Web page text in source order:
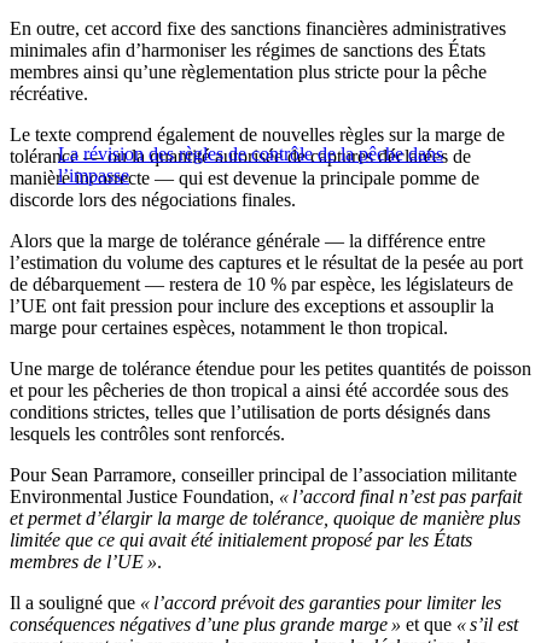
En outre, cet accord fixe des sanctions financières administratives
minimales afin d’harmoniser les régimes de sanctions des États
membres ainsi qu’une règlementation plus stricte pour la pêche
récréative.
La révision des règles de contrôle de la pêche dans
l’impasse
Le texte comprend également de nouvelles règles sur la marge de
tolérance — ou la quantité autorisée de captures déclarées de
manière incorrecte — qui est devenue la principale pomme de
discorde lors des négociations finales.
Alors que la marge de tolérance générale — la différence entre
l’estimation du volume des captures et le résultat de la pesée au port
de débarquement — restera de 10 % par espèce, les législateurs de
l’UE ont fait pression pour inclure des exceptions et assouplir la
marge pour certaines espèces, notamment le thon tropical.
Une marge de tolérance étendue pour les petites quantités de poisson
et pour les pêcheries de thon tropical a ainsi été accordée sous des
conditions strictes, telles que l’utilisation de ports désignés dans
lesquels les contrôles sont renforcés.
Pour Sean Parramore, conseiller principal de l’association militante
Environmental Justice Foundation, « l’accord final n’est pas parfait
et permet d’élargir la marge de tolérance, quoique de manière plus
limitée que ce qui avait été initialement proposé par les États
membres de l’UE ».
Il a souligné que « l’accord prévoit des garanties pour limiter les
conséquences négatives d’une plus grande marge » et que « s’il est